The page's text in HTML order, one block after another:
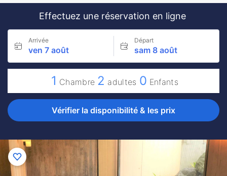
Effectuez une réservation en ligne
Arrivée
ven 7 août
Départ
sam 8 août
1 Chambre 2 adultes 0 Enfants
Vérifier la disponibilité & les prix